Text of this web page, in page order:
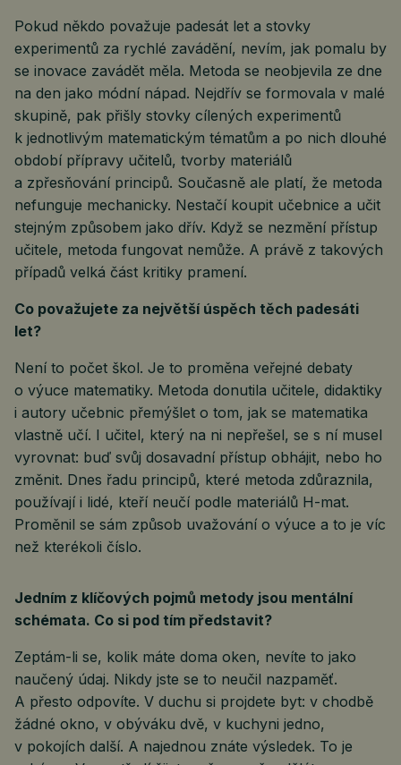
Pokud někdo považuje padesát let a stovky
experimentů za rychlé zavádění, nevím, jak pomalu by
se inovace zavádět měla. Metoda se neobjevila ze dne
na den jako módní nápad. Nejdřív se formovala v malé
skupině, pak přišly stovky cílených experimentů
k jednotlivým matematickým tématům a po nich dlouhé
období přípravy učitelů, tvorby materiálů
a zpřesňování principů. Současně ale platí, že metoda
nefunguje mechanicky. Nestačí koupit učebnice a učit
stejným způsobem jako dřív. Když se nezmění přístup
učitele, metoda fungovat nemůže. A právě z takových
případů velká část kritiky pramení.
Co považujete za největší úspěch těch padesáti
let?
Není to počet škol. Je to proměna veřejné debaty
o výuce matematiky. Metoda donutila učitele, didaktiky
i autory učebnic přemýšlet o tom, jak se matematika
vlastně učí. I učitel, který na ni nepřešel, se s ní musel
vyrovnat: buď svůj dosavadní přístup obhájit, nebo ho
změnit. Dnes řadu principů, které metoda zdůraznila,
používají i lidé, kteří neučí podle materiálů H-mat.
Proměnil se sám způsob uvažování o výuce a to je víc
než kterékoli číslo.
Jedním z klíčových pojmů metody jsou mentální
schémata. Co si pod tím představit?
Zeptám-li se, kolik máte doma oken, nevíte to jako
naučený údaj. Nikdy jste se to neučil nazpaměť.
A přesto odpovíte. V duchu si projdete byt: v chodbě
žádné okno, v obýváku dvě, v kuchyni jedno,
v pokojích další. A najednou znáte výsledek. To je